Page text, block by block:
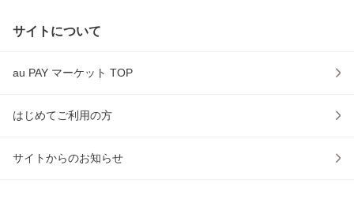
サイトについて
au PAY マーケット TOP
はじめてご利用の方
サイトからのお知らせ